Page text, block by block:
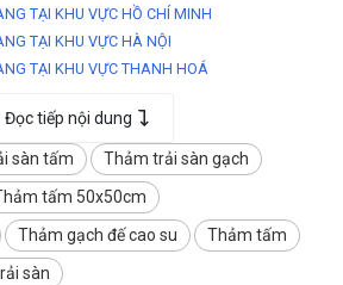
TẠI KHU VỰC HỒ CHÍ MINH
TẠI KHU VỰC HÀ NỘI
TẠI KHU VỰC THANH HOÁ
TÂY NGUYÊN BUÔN MA THUỘT ĐẮK LẮK
KHU VỰC NHA TRANG KHÁNH HOÀ
HCO-FRAMEWORK
Đọc tiếp nội dung
sàn tấm
Thảm trải sàn gạch
tấm 50x50cm
Thảm gạch đế cao su
Thảm tấm
sàn